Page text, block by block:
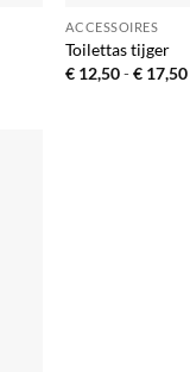
ACCESSOIRES
Toilettas tijger
€ 12,50 - € 17,50